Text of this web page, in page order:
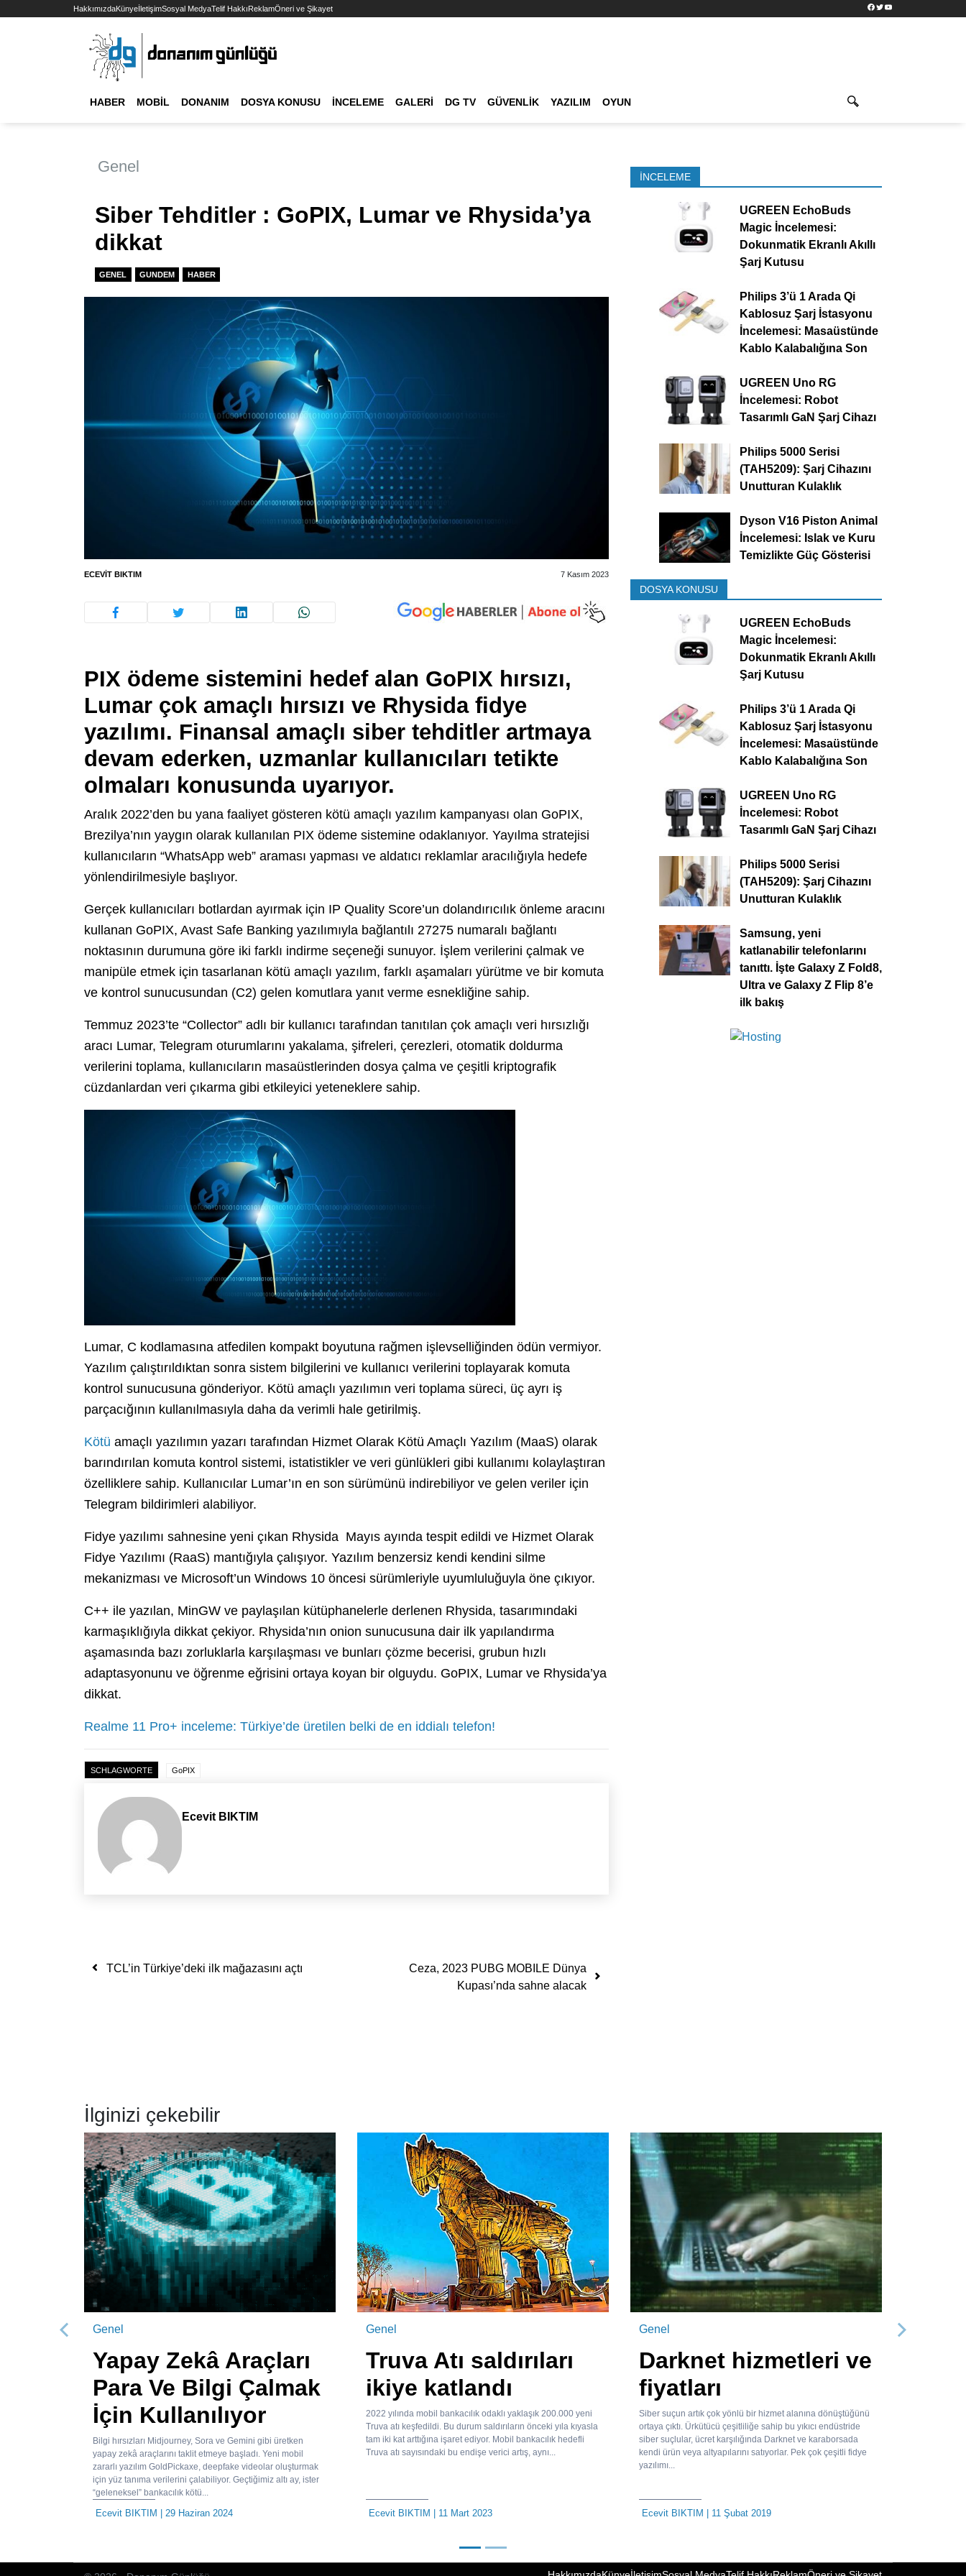
HakkımızdaKünyeİletişimSosyal MedyaTelif HakkıReklamÖneri ve Şikayet Facebook
TwitterYouTube
HABER MOBIL DONANIM DOSYA KONUSU İNCELEME GALERI DG TV GÜVENLIK YAZILIM OYUN
Genel
Siber Tehditler : GoPIX, Lumar ve Rhysida’ya
dikkat
GENEL GUNDEM HABER
ECEVIT BIKTIM 7 Kasım 2023
PIX ödeme sistemini hedef alan GoPIX hırsızı,
Lumar çok amaçlı hırsızı ve Rhysida fidye
yazılımı. Finansal amaçlı siber tehditler artmaya
devam ederken, uzmanlar kullanıcıları tetikte
olmaları konusunda uyarıyor.
Aralık 2022’den bu yana faaliyet gösteren kötü amaçlı yazılım kampanyası olan GoPIX,
Brezilya’nın yaygın olarak kullanılan PIX ödeme sistemine odaklanıyor. Yayılma stratejisi
kullanıcıların “WhatsApp web” araması yapması ve aldatıcı reklamlar aracılığıyla hedefe
yönlendirilmesiyle başlıyor.
Gerçek kullanıcıları botlardan ayırmak için IP Quality Score’un dolandırıcılık önleme aracını
kullanan GoPIX, Avast Safe Banking yazılımıyla bağlantılı 27275 numaralı bağlantı
noktasının durumuna göre iki farklı indirme seçeneği sunuyor. İşlem verilerini çalmak ve
manipüle etmek için tasarlanan kötü amaçlı yazılım, farklı aşamaları yürütme ve bir komuta
ve kontrol sunucusundan (C2) gelen komutlara yanıt verme esnekliğine sahip.
Temmuz 2023’te “Collector” adlı bir kullanıcı tarafından tanıtılan çok amaçlı veri hırsızlığı
aracı Lumar, Telegram oturumlarını yakalama, şifreleri, çerezleri, otomatik doldurma
verilerini toplama, kullanıcıların masaüstlerinden dosya çalma ve çeşitli kriptografik
cüzdanlardan veri çıkarma gibi etkileyici yeteneklere sahip.
Lumar, C kodlamasına atfedilen kompakt boyutuna rağmen işlevselliğinden ödün vermiyor.
Yazılım çalıştırıldıktan sonra sistem bilgilerini ve kullanıcı verilerini toplayarak komuta
kontrol sunucusuna gönderiyor. Kötü amaçlı yazılımın veri toplama süreci, üç ayrı iş
parçacığının kullanılmasıyla daha da verimli hale getirilmiş.
Kötü amaçlı yazılımın yazarı tarafından Hizmet Olarak Kötü Amaçlı Yazılım (MaaS) olarak
barındırılan komuta kontrol sistemi, istatistikler ve veri günlükleri gibi kullanımı kolaylaştıran
özelliklere sahip. Kullanıcılar Lumar’ın en son sürümünü indirebiliyor ve gelen veriler için
Telegram bildirimleri alabiliyor.
Fidye yazılımı sahnesine yeni çıkan Rhysida Mayıs ayında tespit edildi ve Hizmet Olarak
Fidye Yazılımı (RaaS) mantığıyla çalışıyor. Yazılım benzersiz kendi kendini silme
mekanizması ve Microsoft’un Windows 10 öncesi sürümleriyle uyumluluğuyla öne çıkıyor.
C++ ile yazılan, MinGW ve paylaşılan kütüphanelerle derlenen Rhysida, tasarımındaki
karmaşıklığıyla dikkat çekiyor. Rhysida’nın onion sunucusuna dair ilk yapılandırma
aşamasında bazı zorluklarla karşılaşması ve bunları çözme becerisi, grubun hızlı
adaptasyonunu ve öğrenme eğrisini ortaya koyan bir olguydu. GoPIX, Lumar ve Rhysida’ya
dikkat.
Realme 11 Pro+ inceleme: Türkiye’de üretilen belki de en iddialı telefon!
SCHLAGWORTE GoPIX
Ecevit BIKTIM
Yazı dolaşımı
TCL’in Türkiye’deki ilk mağazasını açtı
Ceza, 2023 PUBG MOBILE Dünya
Kupası’nda sahne alacak
İNCELEME
UGREEN EchoBuds
Magic İncelemesi:
Dokunmatik Ekranlı Akıllı
Şarj Kutusu
Philips 3’ü 1 Arada Qi
Kablosuz Şarj İstasyonu
İncelemesi: Masaüstünde
Kablo Kalabalığına Son
UGREEN Uno RG
İncelemesi: Robot
Tasarımlı GaN Şarj Cihazı
Philips 5000 Serisi
(TAH5209): Şarj Cihazını
Unutturan Kulaklık
Dyson V16 Piston Animal
İncelemesi: Islak ve Kuru
Temizlikte Güç Gösterisi
DOSYA KONUSU
UGREEN EchoBuds
Magic İncelemesi:
Dokunmatik Ekranlı Akıllı
Şarj Kutusu
Philips 3’ü 1 Arada Qi
Kablosuz Şarj İstasyonu
İncelemesi: Masaüstünde
Kablo Kalabalığına Son
UGREEN Uno RG
İncelemesi: Robot
Tasarımlı GaN Şarj Cihazı
Philips 5000 Serisi
(TAH5209): Şarj Cihazını
Unutturan Kulaklık
Samsung, yeni
katlanabilir telefonlarını
tanıttı. İşte Galaxy Z Fold8,
Ultra ve Galaxy Z Flip 8’e
ilk bakış
İlginizi çekebilir
Genel
Yapay Zekâ Araçları
Para Ve Bilgi Çalmak
İçin Kullanılıyor
Bilgi hırsızları Midjourney, Sora ve Gemini gibi üretken
yapay zekâ araçlarını taklit etmeye başladı. Yeni mobil
zararlı yazılım GoldPickaxe, deepfake videolar oluşturmak
için yüz tanıma verilerini çalabiliyor. Geçtiğimiz altı ay, ister
“geleneksel” bankacılık kötü...
Ecevit BIKTIM | 29 Haziran 2024
Genel
Truva Atı saldırıları
ikiye katlandı
2022 yılında mobil bankacılık odaklı yaklaşık 200.000 yeni
Truva atı keşfedildi. Bu durum saldırıların önceki yıla kıyasla
tam iki kat arttığına işaret ediyor. Mobil bankacılık hedefli
Truva atı sayısındaki bu endişe verici artış, aynı...
Ecevit BIKTIM | 11 Mart 2023
Genel
Darknet hizmetleri ve
fiyatları
Siber suçun artık çok yönlü bir hizmet alanına dönüştüğünü
ortaya çıktı. Ürkütücü çeşitliliğe sahip bu yıkıcı endüstride
siber suçlular, ücret karşılığında Darknet ve karaborsada
kendi ürün veya altyapılarını satıyorlar. Pek çok çeşitli fidye
yazılımı...
Ecevit BIKTIM | 11 Şubat 2019
Önceki Sonraki